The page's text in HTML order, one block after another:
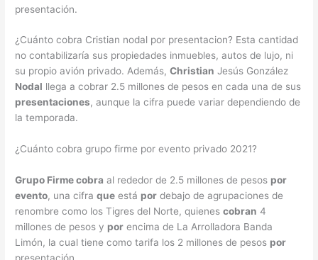
presentación.
¿Cuánto cobra Cristian nodal por presentacion? Esta cantidad
no contabilizaría sus propiedades inmuebles, autos de lujo, ni
su propio avión privado. Además,Christian Jesús González
Nodal llega a cobrar 2.5 millones de pesos en cada una de sus
presentaciones, aunque la cifra puede variar dependiendo de
la temporada.
¿Cuánto cobra grupo firme por evento privado 2021?
Grupo Firme cobra al rededor de 2.5 millones de pesos por
evento, una cifraque está por debajo de agrupaciones de
renombre como los Tigres del Norte, quienescobran 4
millones de pesos y por encima de La Arrolladora Banda
Limón, la cual tiene como tarifa los 2 millones de pesos por